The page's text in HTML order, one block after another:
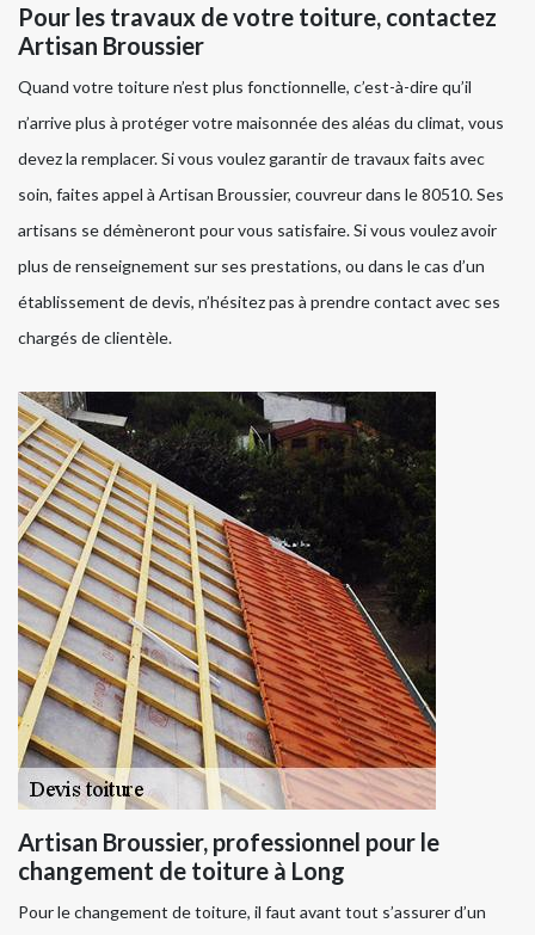
Pour les travaux de votre toiture, contactez
Artisan Broussier
Quand votre toiture n’est plus fonctionnelle, c’est-à-dire qu’il
n’arrive plus à protéger votre maisonnée des aléas du climat, vous
devez la remplacer. Si vous voulez garantir de travaux faits avec
soin, faites appel à Artisan Broussier, couvreur dans le 80510. Ses
artisans se démèneront pour vous satisfaire. Si vous voulez avoir
plus de renseignement sur ses prestations, ou dans le cas d’un
établissement de devis, n’hésitez pas à prendre contact avec ses
chargés de clientèle.
Artisan Broussier, professionnel pour le
changement de toiture à Long
Pour le changement de toiture, il faut avant tout s’assurer d’un